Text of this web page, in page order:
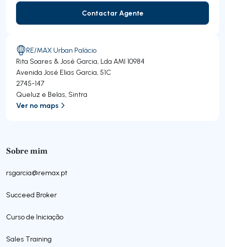
Sobre mim
rsgarcia@remax.pt
Succeed Broker
Curso de Iniciação
Sales Training
Contactar Agente
Contactar Agente
RE/MAX Urban Palácio
Rita Soares & José Garcia, Lda AMI 10984
Avenida José Elias Garcia, 51C
2745-147
Queluz e Belas, Sintra
Ver no maps